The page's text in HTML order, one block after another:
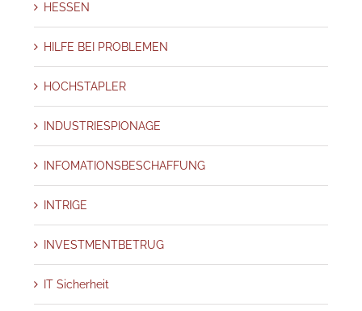
HESSEN
HILFE BEI PROBLEMEN
HOCHSTAPLER
INDUSTRIESPIONAGE
INFOMATIONSBESCHAFFUNG
INTRIGE
INVESTMENTBETRUG
IT Sicherheit